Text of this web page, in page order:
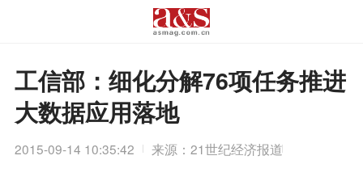
工信部：细化分解76项任务推进
大数据应用落地
2015-09-14 10:35:42 来源：21世纪经济报道